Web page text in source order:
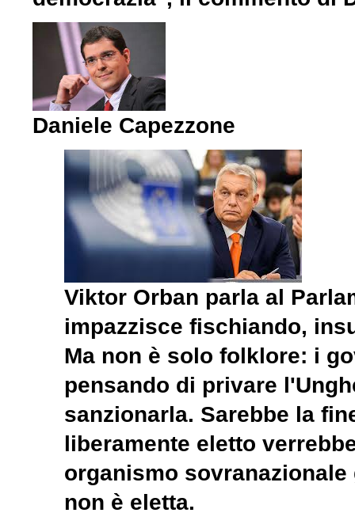
Daniele Capezzone
Viktor Orban parla al
impazzisce fischiando,
Ma non è solo folklore: i
pensando di privare
sanzionarla. Sarebbe la
liberamente eletto
organismo
non è eletta.